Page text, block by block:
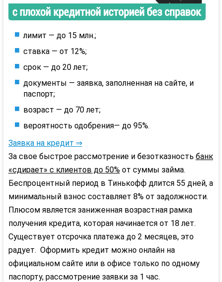
лимит — до 15 млн.;
ставка — от 12%;
срок — до 20 лет;
документы — заявка, заполненная на сайте, и
паспорт;
возраст — до 70 лет;
вероятность одобрения— до 95%.
Заявка на кредит ⇒
За свое быстрое рассмотрение и безотказность банк
«сдирает» с клиентов до 50% от суммы займа.
Беспроцентный период в Тинькофф длится 55 дней, а
минимальный взнос составляет 8% от задолжности.
Плюсом является заниженная возрастная рамка
получения кредита, которая начинается от 18 лет.
Существует отсрочка платежа до 2 месяцев, это
радует. Оформить кредит можно онлайн на
официальном сайте или в офисе только по одному
паспорту, рассмотрение заявки за 1 час.